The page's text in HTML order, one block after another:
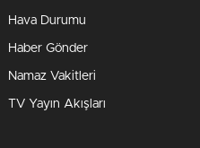
Hava Durumu
Haber Gönder
Namaz Vakitleri
TV Yayın Akışları